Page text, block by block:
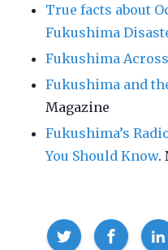
True facts about
Fukushima
Fukushima
Fukushima and
Magazine
Fukushima’s
You Should Know.
Compartir